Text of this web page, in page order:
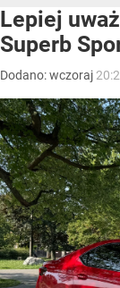
Lepiej
Superb
Dodano:wczoraj